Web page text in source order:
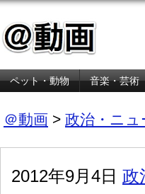
ペット・動物 音楽・芸術
＠動画 > 政治・ニュ
2012年9月4日 政